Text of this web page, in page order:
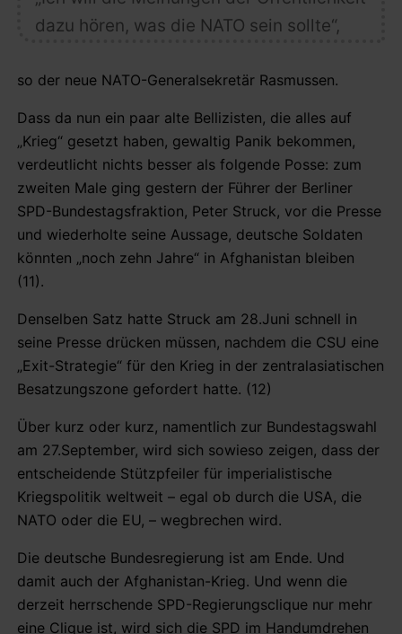
dazu hören, was die NATO sein sollte“,
so der neue NATO-Generalsekretär Rasmussen.
Dass da nun ein paar alte Bellizisten, die alles auf
„Krieg“ gesetzt haben, gewaltig Panik bekommen,
verdeutlicht nichts besser als folgende Posse: zum
zweiten Male ging gestern der Führer der Berliner
SPD-Bundestagsfraktion, Peter Struck, vor die Presse
und wiederholte seine Aussage, deutsche Soldaten
könnten „noch zehn Jahre“ in Afghanistan bleiben
(11).
Denselben Satz hatte Struck am 28.Juni schnell in
seine Presse drücken müssen, nachdem die CSU eine
„Exit-Strategie“ für den Krieg in der zentralasiatischen
Besatzungszone gefordert hatte. (12)
Über kurz oder kurz, namentlich zur Bundestagswahl
am 27.September, wird sich sowieso zeigen, dass der
entscheidende Stützpfeiler für imperialistische
Kriegspolitik weltweit – egal ob durch die USA, die
NATO oder die EU, – wegbrechen wird.
Die deutsche Bundesregierung ist am Ende. Und
damit auch der Afghanistan-Krieg. Und wenn die
derzeit herrschende SPD-Regierungsclique nur mehr
eine Clique ist, wird sich die SPD im Handumdrehen